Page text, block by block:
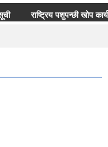
राष्ट्रिय पशुपन्छी खोप